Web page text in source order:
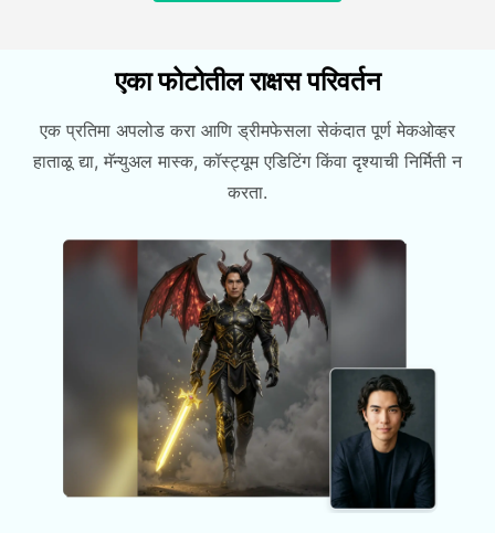
एका फोटोतील राक्षस परिवर्तन
एक प्रतिमा अपलोड करा आणि ड्रीमफेसला सेकंदात पूर्ण मेकओव्हर
हाताळू द्या, मॅन्युअल मास्क, कॉस्ट्यूम एडिटिंग किंवा दृश्याची निर्मिती न
करता.